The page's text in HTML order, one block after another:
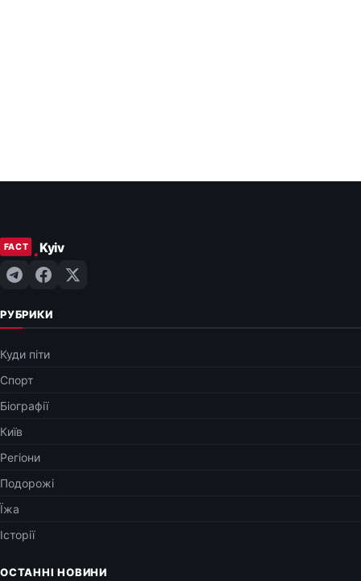
РУБРИКИ
Куди піти
Спорт
Біографії
Київ
Регіони
Подорожі
Їжа
Історії
ОСТАННІ НОВИНИ